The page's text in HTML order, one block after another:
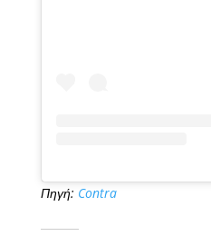
Πηγή: Contra